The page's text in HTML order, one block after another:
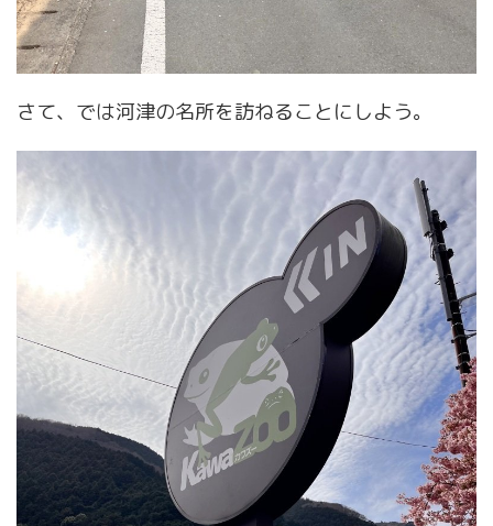
さて、では河津の名所を訪ねることにしよう。